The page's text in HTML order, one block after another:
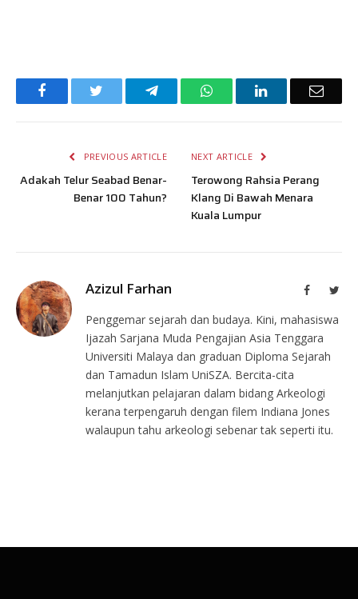
Facebook TelegramWhatsAppLinkedIn Email
PREVIOUS ARTICLE
Adakah Telur Seabad Benar-
Benar 100 Tahun?
NEXT ARTICLE
Terowong Rahsia Perang
Klang Di Bawah Menara
Kuala Lumpur
Azizul Farhan Facebook
Penggemar sejarah dan budaya. Kini, mahasiswa
Ijazah Sarjana Muda Pengajian Asia Tenggara
Universiti Malaya dan graduan Diploma Sejarah
dan Tamadun Islam UniSZA. Bercita-cita
melanjutkan pelajaran dalam bidang Arkeologi
kerana terpengaruh dengan filem Indiana Jones
walaupun tahu arkeologi sebenar tak seperti itu.